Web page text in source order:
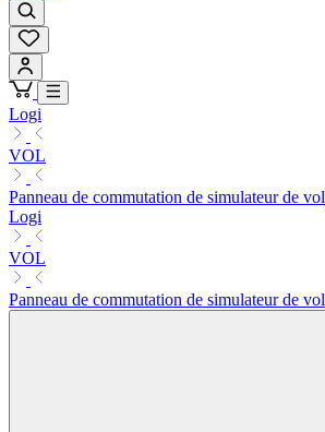
Logi
VOL
Panneau de commutation de simulateur de vol
Logi
VOL
Panneau de commutation de simulateur de vol